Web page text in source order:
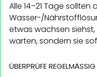
Alle 14–21 Tage sollten
Wasser-/
etwas wachsen
warten, sondern sie
ÜBERPRÜFE REGELMÄSSIG